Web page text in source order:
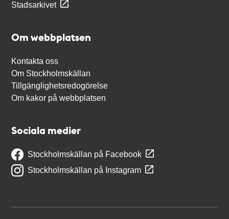
Stadsarkivet
Om webbplatsen
Kontakta oss
Om Stockholmskällan
Tillgänglighetsredogörelse
Om kakor på webbplatsen
Sociala medier
Stockholmskällan på Facebook
Stockholmskällan på Instagram